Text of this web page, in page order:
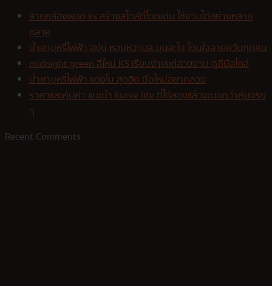
สายคล้องพอต ks สร้างสไตล์ที่โดดเด่น ใช้งานได้อย่างหลาก
หลาย
น้ำยาบุหรี่ไฟฟ้า องุ่น หอมหวานละมุนละไม โดนใจสายควันทุกคน
midnight green สีใหม่ KS เรียบง่ายแต่สวยงาม ดูดีมีสไตล์
น้ำยาบุหรี่ไฟฟ้า แตงโม สุดฮิต มือใหม่อยากลอง
ราคาและคุ้มค่า แนะนำ kurve lite ที่ได้ลองแล้วจะบอกว่าคุ้มจริง
ๆ
Recent Comments